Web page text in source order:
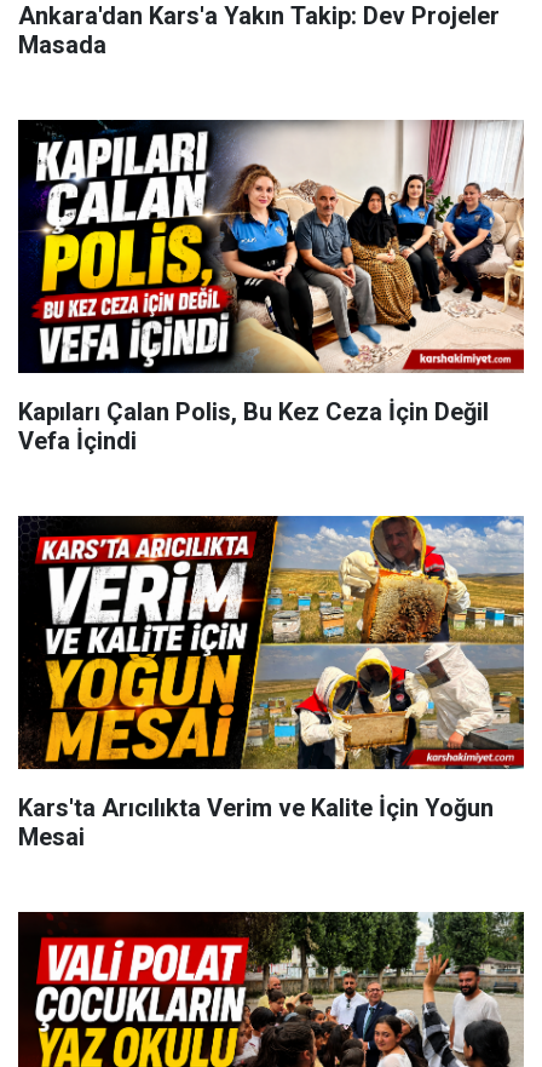
Ankara'dan Kars'a Yakın Takip: Dev Projeler
Masada
Kapıları Çalan Polis, Bu Kez Ceza İçin Değil
Vefa İçindi
Kars'ta Arıcılıkta Verim ve Kalite İçin Yoğun
Mesai